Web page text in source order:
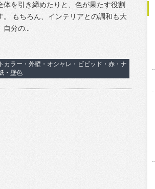
体を引き締めたりと、色が果たす役割
。 もちろん、インテリアとの調和も大
分の...
カラー・外壁・オシャレ・ビビッド・赤・ナ
・壁色